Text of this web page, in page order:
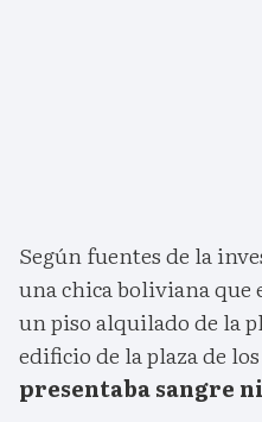
Según fuentes de la
una chica boliviana
un piso alquilado de la
edificio de la plaza de
presentaba sangre